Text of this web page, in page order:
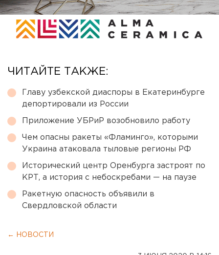
ЧИТАЙТЕ ТАКЖЕ:
Главу узбекской диаспоры в Екатеринбурге
депортировали из России
Приложение УБРиР возобновило работу
Чем опасны ракеты «Фламинго», которыми
Украина атаковала тыловые регионы РФ
Исторический центр Оренбурга застроят по
КРТ, а история с небоскребами — на паузе
Ракетную опасность объявили в
Свердловской области
← НОВОСТИ